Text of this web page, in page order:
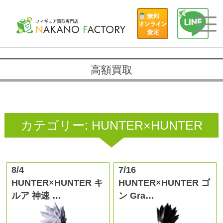
高額買取
カテゴリー: HUNTER×HUNTER
8/4
HUNTER×HUNTER キ
ルア 神速 …
7/16
HUNTER×HUNTER ゴ
ン Gra…